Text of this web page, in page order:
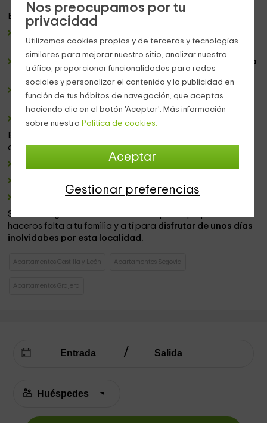
Nos preocupamos por tu
privacidad
Utilizamos cookies propias y de terceros y tecnologías
similares para mejorar nuestro sitio, analizar nuestro
tráfico, proporcionar funcionalidades para redes
sociales y personalizar el contenido y la publicidad en
función de tus hábitos de navegación, que aceptas
haciendo clic en el botón 'Aceptar'. Más información
sobre nuestra Política de cookies.
Aceptar
Gestionar preferencias
En la estancia encontrarás los siguientes
necesitar para realizar tus comidas.
salón-comedor
en el que el sofá se dispone frente a la
televisión.
También cuenta con una
mesa de madera
cuarto de baño completamente equipado.
En cuanto a la zona
alojamientos del edificio, encontrarás:
de piedra con un antiguo pozo.
Mobiliario de jardín.
Sin duda alguna cuenta con todo aquello que pueda
haceros falta a tu familia y a tí para disfrutar de unos días
inolvidabes por esta localidad.
Apartamentos Castilla y León Apartamentos Segovia
Apartamentos Grajera